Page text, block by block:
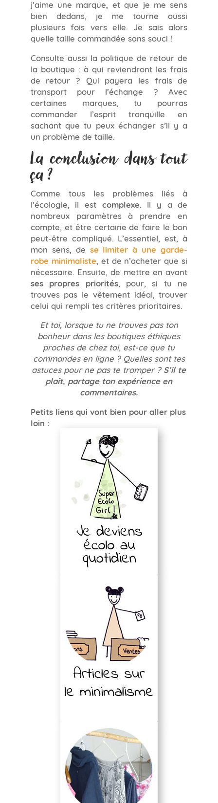
j’aime une marque, et que je me sens
bien dedans, je me tourne aussi
plusieurs fois vers elle. Je sais alors
quelle taille commandée sans souci !
Consulte aussi la politique de retour de
la boutique : à qui reviendront les frais
de retour ? Qui payera les frais de
transport pour l’échange ? Avec
certaines marques, tu pourras
commander l’esprit tranquille en
sachant que tu peux échanger s’il y a
un problème de taille.
La conclusion dans tout
ça ?
Comme tous les problèmes liés à
l’écologie, il est complexe . Il y a de
nombreux paramètres à prendre en
compte, et être certaine de faire le bon
peut-être compliqué. L’essentiel, est, à
mon sens, de se limiter à une garde-
robe minimaliste , et de n’acheter que si
nécessaire. Ensuite, de mettre en avant
ses propres priorités, pour, si tu ne
trouves pas le vêtement idéal, trouver
celui qui rempli tes critères prioritaires.
Et toi, lorsque tu ne trouves pas ton
bonheur dans les boutiques éthiques
proches de chez toi, est-ce que tu
commandes en ligne ? Quelles sont tes
astuces pour ne pas te tromper ? S’il te
plaît, partage ton expérience en
commentaires.
Petits liens qui vont bien pour aller plus
loin :